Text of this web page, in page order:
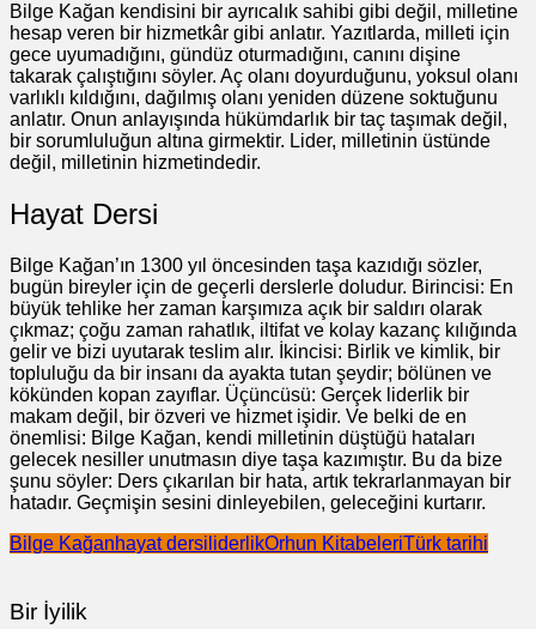
Bilge Kağan kendisini bir ayrıcalık sahibi gibi değil, milletine
hesap veren bir hizmetkâr gibi anlatır. Yazıtlarda, milleti için
gece uyumadığını, gündüz oturmadığını, canını dişine
takarak çalıştığını söyler. Aç olanı doyurduğunu, yoksul olanı
varlıklı kıldığını, dağılmış olanı yeniden düzene soktuğunu
anlatır. Onun anlayışında hükümdarlık bir taç taşımak değil,
bir sorumluluğun altına girmektir. Lider, milletinin üstünde
değil, milletinin hizmetindedir.
Hayat Dersi
Bilge Kağan’ın 1300 yıl öncesinden taşa kazıdığı sözler,
bugün bireyler için de geçerli derslerle doludur. Birincisi: En
büyük tehlike her zaman karşımıza açık bir saldırı olarak
çıkmaz; çoğu zaman rahatlık, iltifat ve kolay kazanç kılığında
gelir ve bizi uyutarak teslim alır. İkincisi: Birlik ve kimlik, bir
topluluğu da bir insanı da ayakta tutan şeydir; bölünen ve
kökünden kopan zayıflar. Üçüncüsü: Gerçek liderlik bir
makam değil, bir özveri ve hizmet işidir. Ve belki de en
önemlisi: Bilge Kağan, kendi milletinin düştüğü hataları
gelecek nesiller unutmasın diye taşa kazımıştır. Bu da bize
şunu söyler: Ders çıkarılan bir hata, artık tekrarlanmayan bir
hatadır. Geçmişin sesini dinleyebilen, geleceğini kurtarır.
Bilge Kağanhayat dersi liderlikOrhun KitabeleriTürk tarihi
Bir İyilik